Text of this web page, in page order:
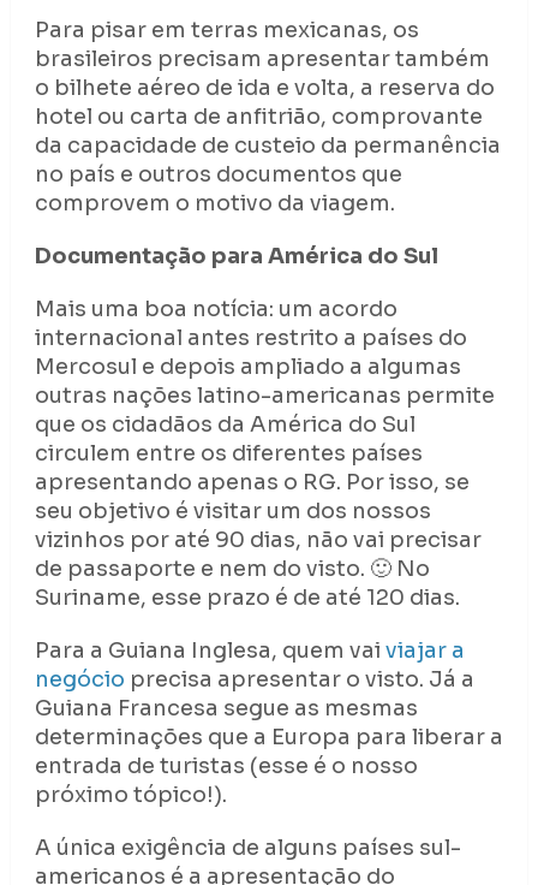
Para pisar em terras mexicanas, os
brasileiros precisam apresentar também
o bilhete aéreo de ida e volta, a reserva do
hotel ou carta de anfitrião, comprovante
da capacidade de custeio da permanência
no país e outros documentos que
comprovem o motivo da viagem.
Documentação para América do Sul
Mais uma boa notícia: um acordo
internacional antes restrito a países do
Mercosul e depois ampliado a algumas
outras nações latino-americanas permite
que os cidadãos da América do Sul
circulem entre os diferentes países
apresentando apenas o RG. Por isso, se
seu objetivo é visitar um dos nossos
vizinhos por até 90 dias, não vai precisar
de passaporte e nem do visto. 🙂 No
Suriname, esse prazo é de até 120 dias.
Para a Guiana Inglesa, quem vai viajar a
negócio precisa apresentar o visto. Já a
Guiana Francesa segue as mesmas
determinações que a Europa para liberar a
entrada de turistas (esse é o nosso
próximo tópico!).
A única exigência de alguns países sul-
americanos é a apresentação do